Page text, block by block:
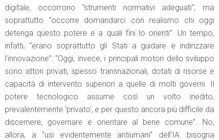
digitale, occorrono “strumenti normativi adeguati”, ma
soprattutto “occorre domandarci con realismo chi oggi
detenga questo potere e a quali fini lo orienti”. Un tempo,
infatti, “erano soprattutto gli Stati a guidare e indirizzare
l’innovazione”: “Oggi, invece, i principali motori dello sviluppo
sono attori privati, spesso transnazionali, dotati di risorse e
capacità di intervento superiori a quelle di molti governi. Il
potere tecnologico assume così un volto inedito,
prevalentemente ‘privato’, e per questo ancora più difficile da
discernere, governare e orientare al bene comune”. No,
allora, a “usi evidentemente antiumani” dell’IA: bisogna